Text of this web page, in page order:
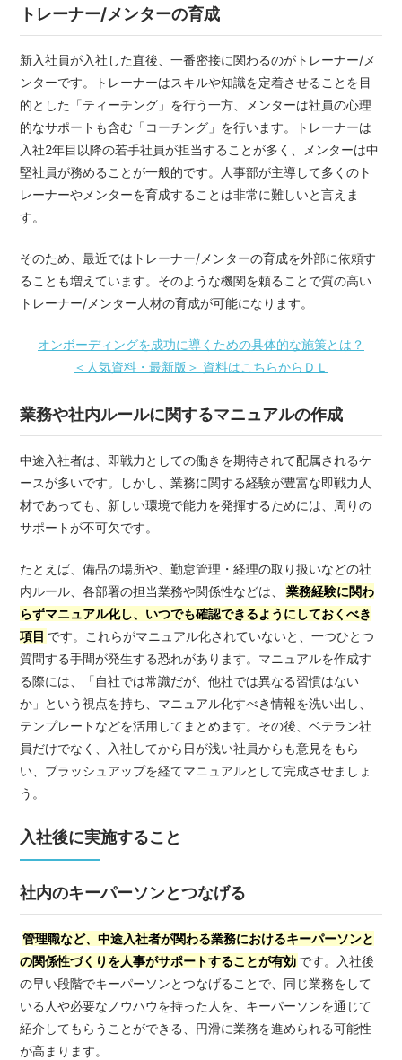
トレーナー/メンターの育成
新入社員が入社した直後、一番密接に関わるのがトレーナー/メ
ンターです。トレーナーはスキルや知識を定着させることを目
的とした「ティーチング」を行う一方、メンターは社員の心理
的なサポートも含む「コーチング」を行います。トレーナーは
入社2年目以降の若手社員が担当することが多く、メンターは中
堅社員が務めることが一般的です。人事部が主導して多くのト
レーナーやメンターを育成することは非常に難しいと言えま
す。
そのため、最近ではトレーナー/メンターの育成を外部に依頼す
ることも増えています。そのような機関を頼ることで質の高い
トレーナー/メンター人材の育成が可能になります。
オンボーディングを成功に導くための具体的な施策とは？
＜人気資料・最新版＞ 資料はこちらからＤＬ
業務や社内ルールに関するマニュアルの作成
中途入社者は、即戦力としての働きを期待されて配属されるケ
ースが多いです。しかし、業務に関する経験が豊富な即戦力人
材であっても、新しい環境で能力を発揮するためには、周りの
サポートが不可欠です。
たとえば、備品の場所や、勤怠管理・経理の取り扱いなどの社
内ルール、各部署の担当業務や関係性などは、
業務経験に関わ
らずマニュアル化し、いつでも確認できるようにしておくべき
項目 です。これらがマニュアル化されていないと、一つひとつ
質問する手間が発生する恐れがあります。マニュアルを作成す
る際には、「自社では常識だが、他社では異なる習慣はない
か」という視点を持ち、マニュアル化すべき情報を洗い出し、
テンプレートなどを活用してまとめます。その後、ベテラン社
員だけでなく、入社してから日が浅い社員からも意見をもら
い、ブラッシュアップを経てマニュアルとして完成させましょ
う。
入社後に実施すること
社内のキーパーソンとつなげる
管理職など、中途入社者が関わる業務におけるキーパーソンと
の関係性づくりを人事がサポートすることが有効 です。入社後
の早い段階でキーパーソンとつなげることで、同じ業務をして
いる人や必要なノウハウを持った人を、キーパーソンを通じて
紹介してもらうことができる、円滑に業務を進められる可能性
が高まります。